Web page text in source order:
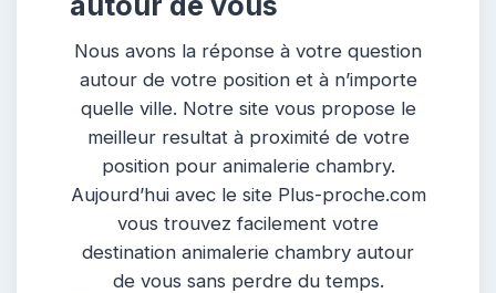
Nous avons la réponse à votre question
autour de votre position et à n’importe
quelle ville. Notre site vous propose le
meilleur resultat à proximité de votre
position pour animalerie chambry.
Aujourd’hui avec le site Plus-proche.com
vous trouvez facilement votre
destination animalerie chambry autour
de vous sans perdre du temps.